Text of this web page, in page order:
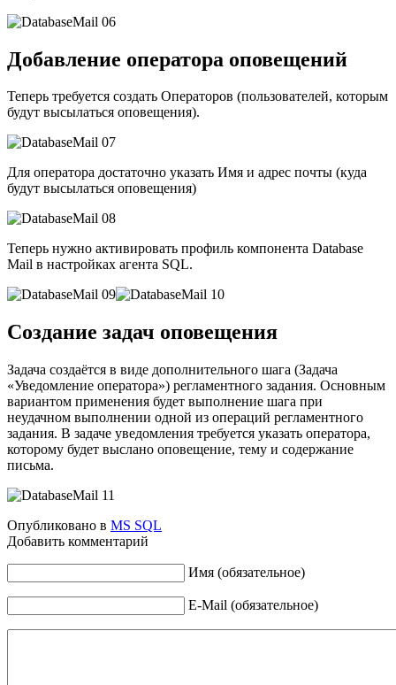
Добавление оператора оповещений
Теперь требуется создать Операторов (пользователей, которым
будут высылаться оповещения).
Для оператора достаточно указать Имя и адрес почты (куда
будут высылаться оповещения)
Теперь нужно активировать профиль компонента Database
Mail в настройках агента SQL.
Создание задач оповещения
Задача создаётся в виде дополнительного шага (Задача
«Уведомление оператора») регламентного задания. Основным
вариантом применения будет выполнение шага при
неудачном выполнении одной из операций регламентного
задания. В задаче уведомления требуется указать оператора,
которому будет выслано оповещение, тему и содержание
письма.
Опубликовано в MS SQL
Добавить комментарий
Имя (обязательное)
E-Mail (обязательное)